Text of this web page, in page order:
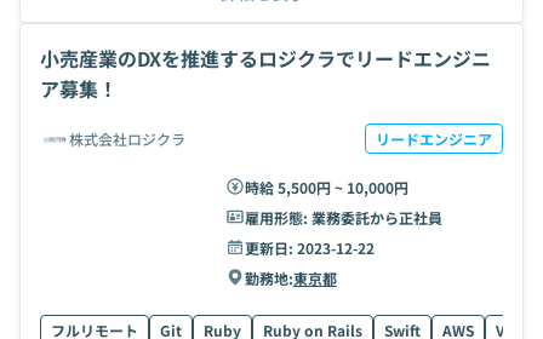
小売産業のDXを推進するロジクラでリードエンジニ
ア募集！
株式会社ロジクラ リードエンジニア
時給 5,500円 ~ 10,000円
雇用形態: 業務委託から正社員
更新日: 2023-12-22
勤務地:東京都
フルリモート Git Ruby Ruby on Rails Swift AWS Vue.js